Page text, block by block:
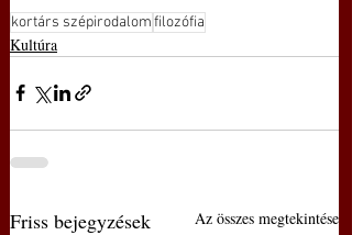
kortárs szépirodalomfilozófia
Kultúra
Friss bejegyzések Az összes megtekintése